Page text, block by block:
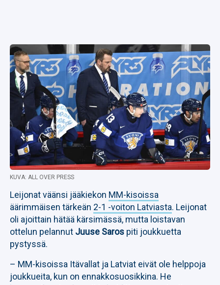
KUVA: ALL OVER PRESS
Leijonat väänsi jääkiekon MM-kisoissa
äärimmäisen tärkeän 2-1 -voiton Latviasta. Leijonat
oli ajoittain hätää kärsimässä, mutta loistavan
ottelun pelannut Juuse Saros piti joukkuetta
pystyssä.
– MM-kisoissa Itävallat ja Latviat eivät ole helppoja
joukkueita, kun on ennakkosuosikkina. He